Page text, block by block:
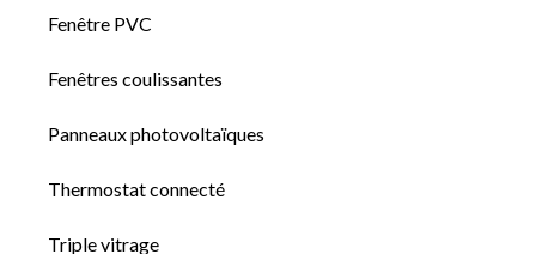
Fenêtre PVC
Fenêtres coulissantes
Panneaux photovoltaïques
Thermostat connecté
Triple vitrage